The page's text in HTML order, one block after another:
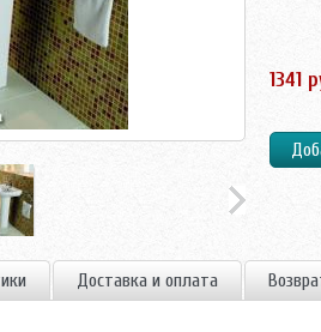
1341
Доставка и оплата